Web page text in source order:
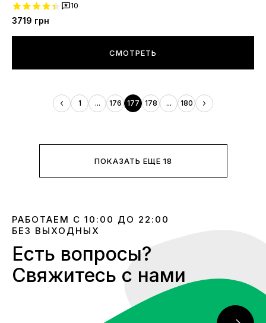
10
3719 грн
СМОТРЕТЬ
1 ... 176 177 178 ... 180
ПОКАЗАТЬ ЕЩЕ 18
РАБОТАЕМ С 10:00 ДО 22:00
БЕЗ ВЫХОДНЫХ
Есть вопросы?
Свяжитесь с нами